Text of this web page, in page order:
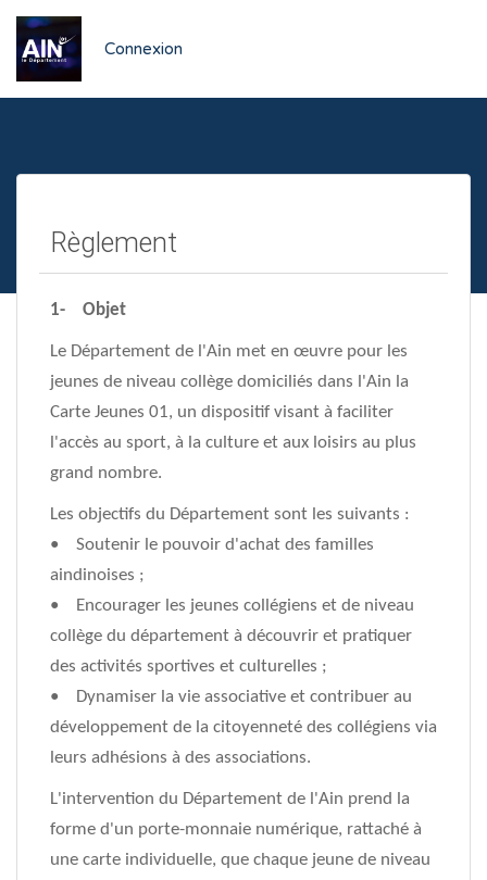
Connexion
Règlement
1- Objet
Le Département de l'Ain met en œuvre pour les
jeunes de niveau collège domiciliés dans l'Ain la
Carte Jeunes 01, un dispositif visant à faciliter
l'accès au sport, à la culture et aux loisirs au plus
grand nombre.
Les objectifs du Département sont les suivants :
• Soutenir le pouvoir d'achat des familles
aindinoises ;
• Encourager les jeunes collégiens et de niveau
collège du département à découvrir et pratiquer
des activités sportives et culturelles ;
• Dynamiser la vie associative et contribuer au
développement de la citoyenneté des collégiens via
leurs adhésions à des associations.
L'intervention du Département de l'Ain prend la
forme d'un porte-monnaie numérique, rattaché à
une carte individuelle, que chaque jeune de niveau